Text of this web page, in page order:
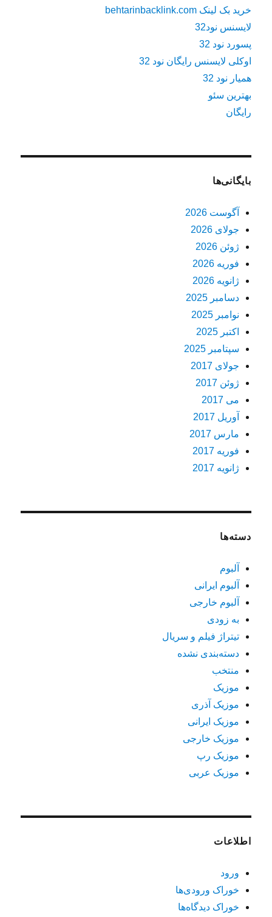
خرید بک لینک behtarinbacklink.com
لایسنس نود32
پسورد نود 32
اوکلی لایسنس رایگان نود 32
همیار نود 32
بهترین سئو
رایگان
بایگانی‌ها
آگوست 2026
جولای 2026
ژوئن 2026
فوریه 2026
ژانویه 2026
دسامبر 2025
نوامبر 2025
اکتبر 2025
سپتامبر 2025
جولای 2017
ژوئن 2017
می 2017
آوریل 2017
مارس 2017
فوریه 2017
ژانویه 2017
دسته‌ها
آلبوم
آلبوم ایرانی
آلبوم خارجی
به زودی
تیتراژ فیلم و سریال
دسته‌بندی نشده
منتخب
موزیک
موزیک آذری
موزیک ایرانی
موزیک خارجی
موزیک رپ
موزیک عربی
اطلاعات
ورود
خوراک ورودی‌ها
خوراک دیدگاه‌ها